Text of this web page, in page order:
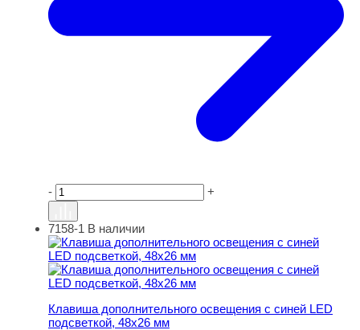
- +
Клавиша дополнительного освещения с синей LED
7158-1 В наличии
Клавиша дополнительного освещения с синей LED
подсветкой, 48х26 мм